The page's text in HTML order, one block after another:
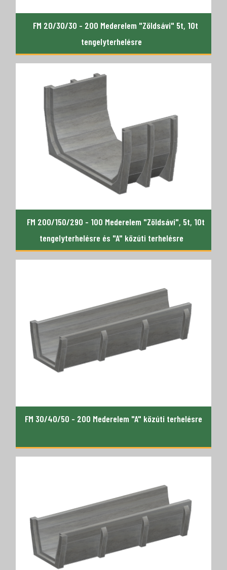
FM 20/30/30 - 200 Mederelem "Zöldsávi" 5t, 10t
tengelyterhelésre
FM 200/150/290 - 100 Mederelem "Zöldsávi", 5t, 10t
tengelyterhelésre és "A" közúti terhelésre
FM 30/40/50 - 200 Mederelem "A" közúti terhelésre